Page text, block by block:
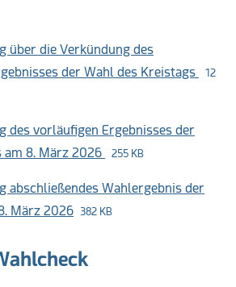
über die Verkündung des
der Wahl des Kreistags
12
des vorläufigen Ergebnisses der
am 8. März 2026
255 KB
abschließendes Wahlergebnis der
März 2026 382 KB